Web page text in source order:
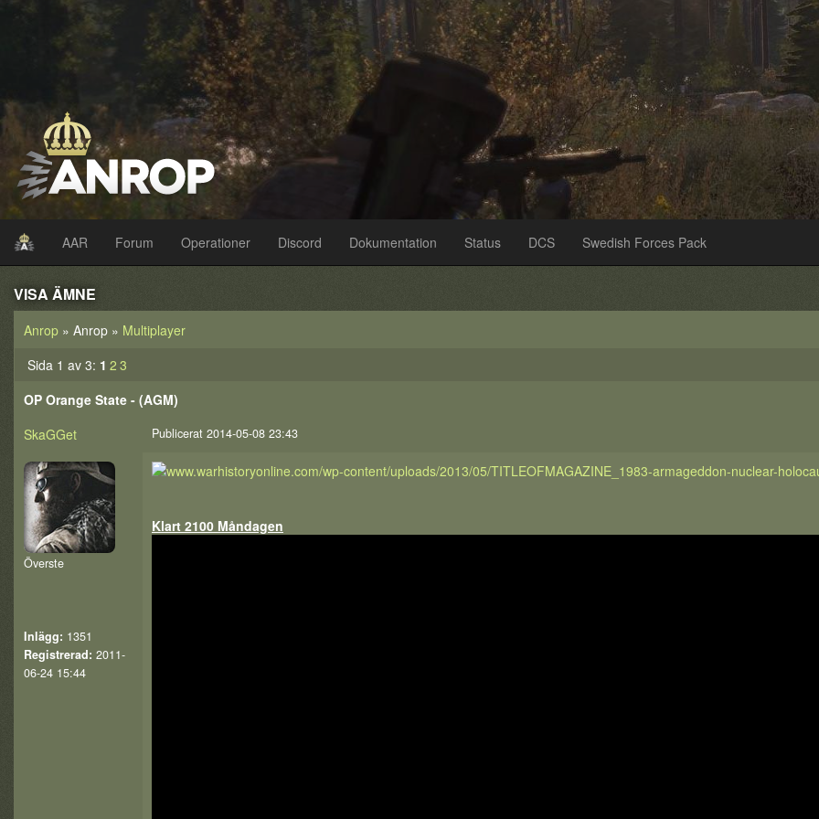
AAR Forum Operationer Discord Dokumentation Status DCS Swedish Forces Pack
VISA ÄMNE
Anrop » Anrop » Multiplayer
Sida 1 av 3: 1 2 3
OP Orange State - (AGM)
SkaGGet
Publicerat 2014-05-08 23:43
Överste
Inlägg: 1351
Registrerad: 2011-
06-24 15:44
Klart 2100 Måndagen